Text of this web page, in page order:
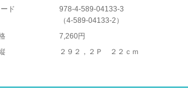
ド
978-4-589-04133-3
（4-589-04133-2 ）
7,260円
２９２，２Ｐ ２２ｃｍ